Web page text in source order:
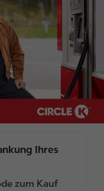
Ihres
zum Kauf